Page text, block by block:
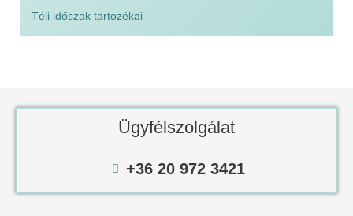
Téli időszak tartozékai
Ügyfélszolgálat
+36 20 972 3421